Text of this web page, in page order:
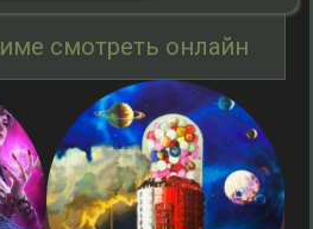
смотреть онлайн